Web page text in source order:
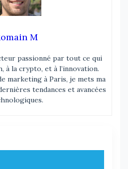
M
passionné par tout ce qui
à la crypto, et à l’innovation.
marketing à Paris, je mets ma
tendances et avancées